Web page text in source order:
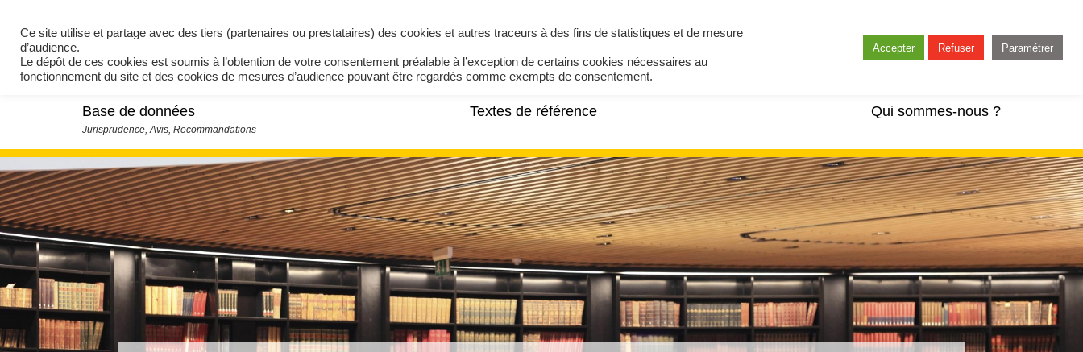
Base de données Textes de référence Qui sommes-nous ?
Ce site utilise et partage avec des tiers (partenaires ou prestataires) des cookies et autres traceurs à des fins de statistiques et de mesure
d’audience.
Le dépôt de ces cookies est soumis à l’obtention de votre consentement préalable à l’exception de certains cookies nécessaires au
fonctionnement du site et des cookies de mesures d’audience pouvant être regardés comme exempts de consentement.
Accepter Refuser Paramétrer